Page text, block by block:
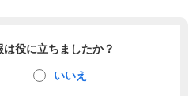
役に立ちましたか？
いいえ